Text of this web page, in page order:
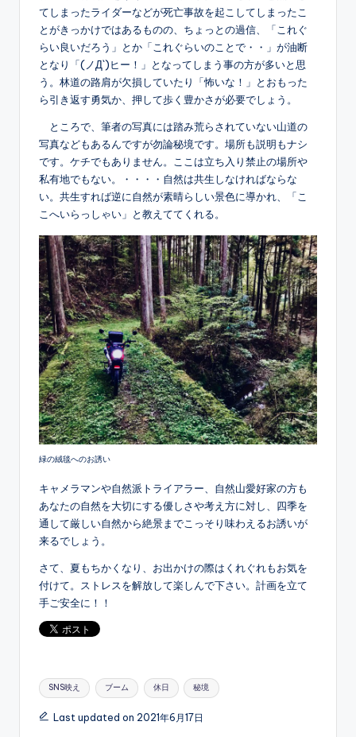
てしまったライダーなどが死亡事故を起こしてしまったこ
とがきっかけではあるものの、ちょっとの過信、「これぐ
らい良いだろう」とか「これぐらいのことで・・」が油断
となり「(ノД`)ヒー！」となってしまう事の方が多いと思
う。林道の路肩が欠損していたり「怖いな！」とおもった
ら引き返す勇気か、押して歩く豊かさが必要でしょう。
ところで、筆者の写真には踏み荒らされていない山道の
写真などもあるんですが勿論秘境です。場所も説明もナシ
です。ケチでもありません。ここは立ち入り禁止の場所や
私有地でもない。・・・・自然は共生しなければならな
い。共生すれば逆に自然が素晴らしい景色に導かれ、「こ
こへいらっしゃい」と教えててくれる。
緑の絨毯へのお誘い
キャメラマンや自然派トライアラー、自然山愛好家の方も
あなたの自然を大切にする優しさや考え方に対し、四季を
通して厳しい自然から絶景までこっそり味わえるお誘いが
来るでしょう。
さて、夏もちかくなり、お出かけの際はくれぐれもお気を
付けて。ストレスを解放して楽しんで下さい。計画を立て
手ご安全に！！
Tags:
SNS映え ブーム 休日 秘境
Last updated on 2021年6月17日